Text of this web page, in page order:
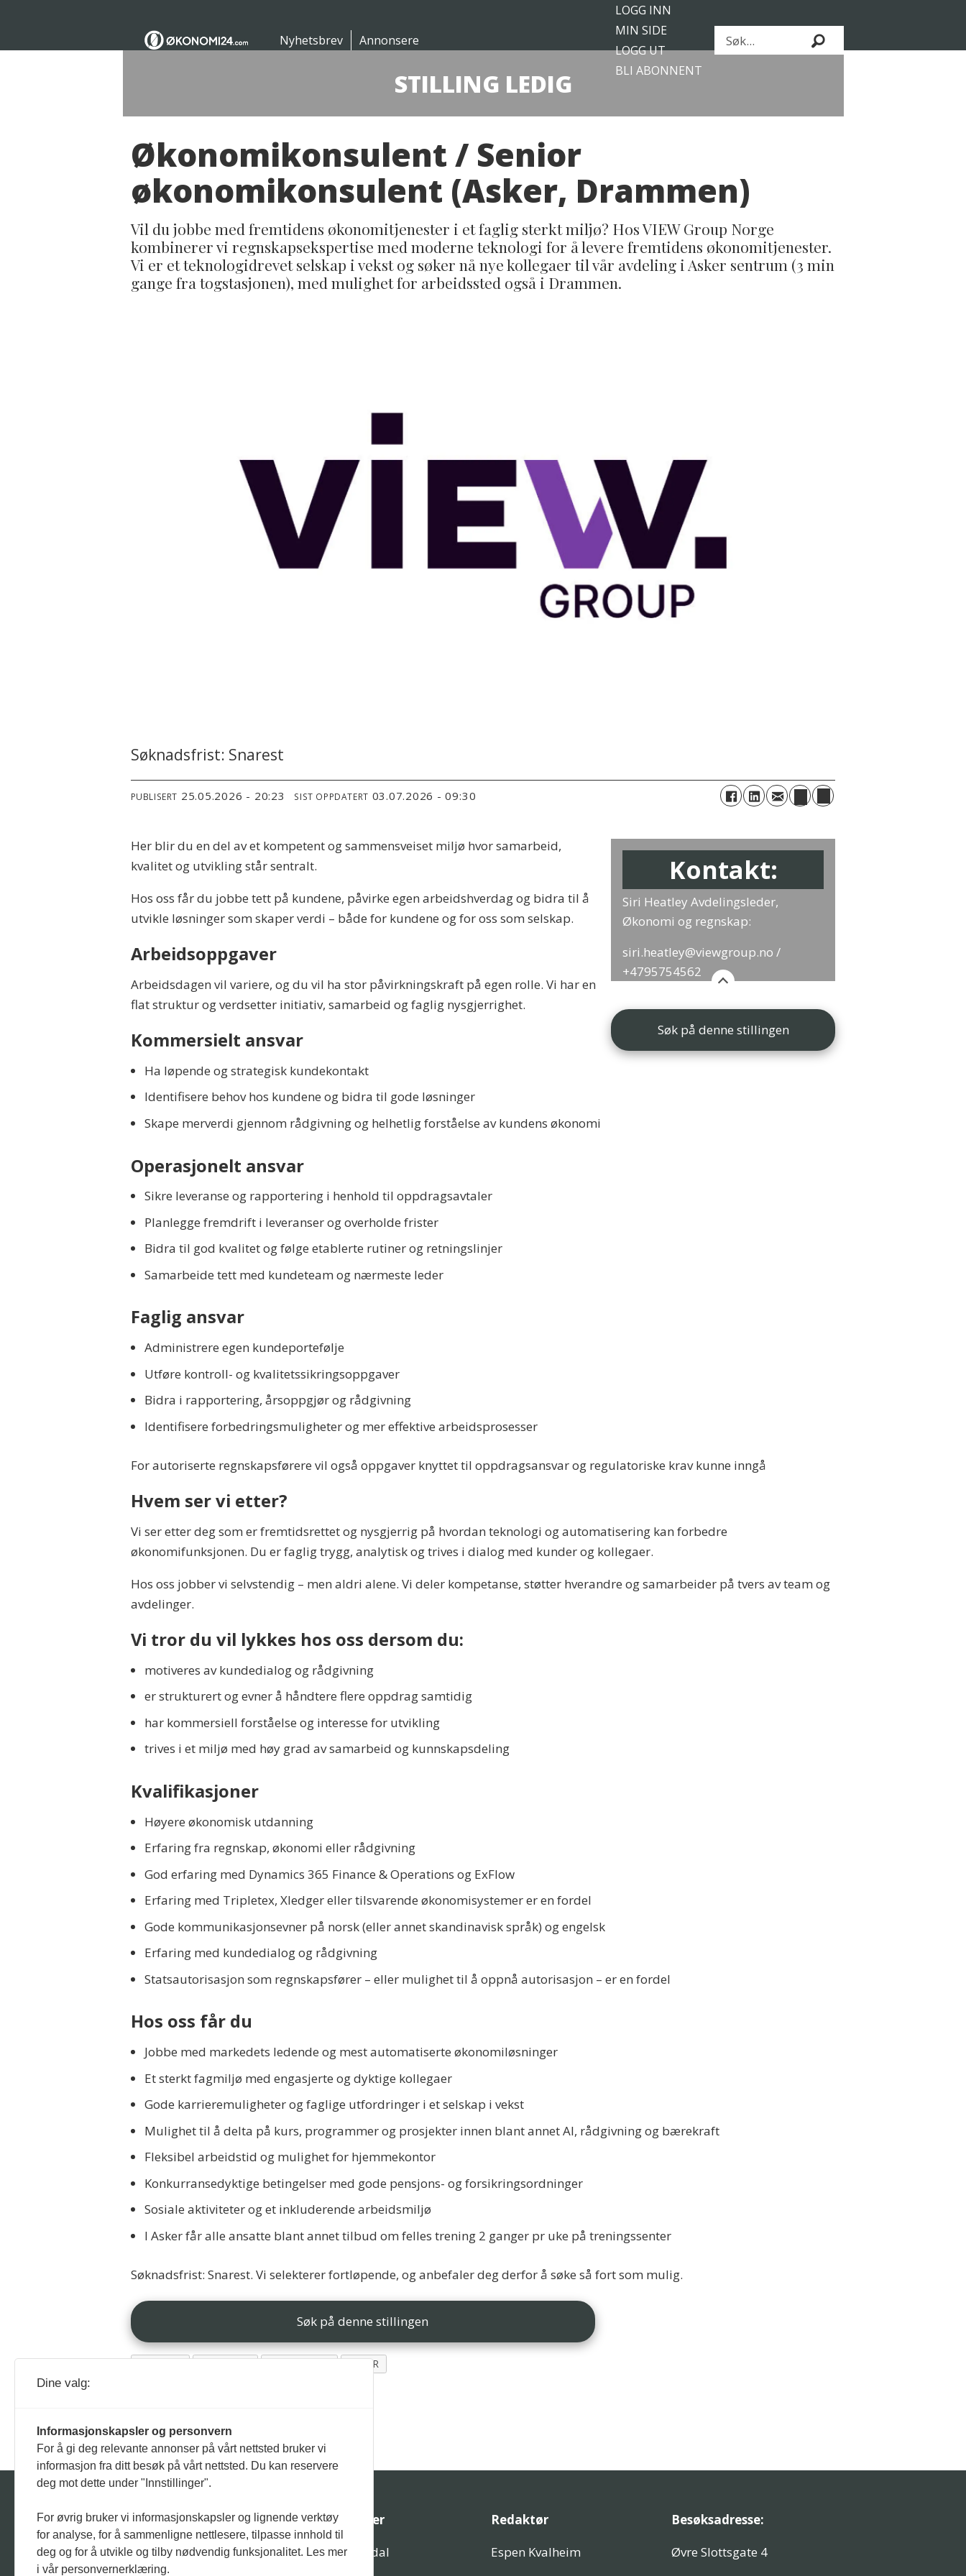
Nyhetsbrev Annonsere
LOGG INN
MIN SIDE
LOGG UT
BLI ABONNENT
Søk
STILLING LEDIG
Økonomikonsulent / Senior
økonomikonsulent (Asker, Drammen)
Vil du jobbe med fremtidens økonomitjenester i et faglig sterkt miljø? Hos VIEW Group Norge
kombinerer vi regnskapsekspertise med moderne teknologi for å levere fremtidens økonomitjenester.
Vi er et teknologidrevet selskap i vekst og søker nå nye kollegaer til vår avdeling i Asker sentrum (3 min
gange fra togstasjonen), med mulighet for arbeidssted også i Drammen.
Søknadsfrist: Snarest
PUBLISERT 25.05.2026 - 20:23 SIST OPPDATERT 03.07.2026 - 09:30
Kontakt:
Siri Heatley Avdelingsleder,
Økonomi og regnskap:
siri.heatley@viewgroup.no /
+4795754562
Her blir du en del av et kompetent og sammensveiset miljø hvor samarbeid,
kvalitet og utvikling står sentralt.
Søk på denne stillingen
Hos oss får du jobbe tett på kundene, påvirke egen arbeidshverdag og bidra til å
utvikle løsninger som skaper verdi – både for kundene og for oss som selskap.
Arbeidsoppgaver
Arbeidsdagen vil variere, og du vil ha stor påvirkningskraft på egen rolle. Vi har en
flat struktur og verdsetter initiativ, samarbeid og faglig nysgjerrighet.
Kommersielt ansvar
Ha løpende og strategisk kundekontakt
Identifisere behov hos kundene og bidra til gode løsninger
Skape merverdi gjennom rådgivning og helhetlig forståelse av kundens økonomi
Operasjonelt ansvar
Sikre leveranse og rapportering i henhold til oppdragsavtaler
Planlegge fremdrift i leveranser og overholde frister
Bidra til god kvalitet og følge etablerte rutiner og retningslinjer
Samarbeide tett med kundeteam og nærmeste leder
Faglig ansvar
Administrere egen kundeportefølje
Utføre kontroll- og kvalitetssikringsoppgaver
Bidra i rapportering, årsoppgjør og rådgivning
Identifisere forbedringsmuligheter og mer effektive arbeidsprosesser
For autoriserte regnskapsførere vil også oppgaver knyttet til oppdragsansvar og regulatoriske krav kunne inngå
Hvem ser vi etter?
Vi ser etter deg som er fremtidsrettet og nysgjerrig på hvordan teknologi og automatisering kan forbedre
økonomifunksjonen. Du er faglig trygg, analytisk og trives i dialog med kunder og kollegaer.
Hos oss jobber vi selvstendig – men aldri alene. Vi deler kompetanse, støtter hverandre og samarbeider på tvers av team og
avdelinger.
Vi tror du vil lykkes hos oss dersom du:
motiveres av kundedialog og rådgivning
er strukturert og evner å håndtere flere oppdrag samtidig
har kommersiell forståelse og interesse for utvikling
trives i et miljø med høy grad av samarbeid og kunnskapsdeling
Kvalifikasjoner
Høyere økonomisk utdanning
Erfaring fra regnskap, økonomi eller rådgivning
God erfaring med Dynamics 365 Finance & Operations og ExFlow
Erfaring med Tripletex, Xledger eller tilsvarende økonomisystemer er en fordel
Gode kommunikasjonsevner på norsk (eller annet skandinavisk språk) og engelsk
Erfaring med kundedialog og rådgivning
Statsautorisasjon som regnskapsfører – eller mulighet til å oppnå autorisasjon – er en fordel
Hos oss får du
Jobbe med markedets ledende og mest automatiserte økonomiløsninger
Et sterkt fagmiljø med engasjerte og dyktige kollegaer
Gode karrieremuligheter og faglige utfordringer i et selskap i vekst
Mulighet til å delta på kurs, programmer og prosjekter innen blant annet AI, rådgivning og bærekraft
Fleksibel arbeidstid og mulighet for hjemmekontor
Konkurransedyktige betingelser med gode pensjons- og forsikringsordninger
Sosiale aktiviteter og et inkluderende arbeidsmiljø
I Asker får alle ansatte blant annet tilbud om felles trening 2 ganger pr uke på treningssenter
Søknadsfrist: Snarest. Vi selekterer fortløpende, og anbefaler deg derfor å søke så fort som mulig.
Søk på denne stillingen
ASKER
Daglig leder
Einar Ravndal
Redaktør
Espen Kvalheim
Besøksadresse:
Øvre Slottsgate 4
Dine valg:
Informasjonskapsler og personvern
For å gi deg relevante annonser på vårt nettsted bruker vi
informasjon fra ditt besøk på vårt nettsted. Du kan reservere
deg mot dette under "Innstillinger".
For øvrig bruker vi informasjonskapsler og lignende verktøy
for analyse, for å sammenligne nettlesere, tilpasse innhold til
deg og for å utvikle og tilby nødvendig funksjonalitet. Les mer
i vår personvernerklæring.